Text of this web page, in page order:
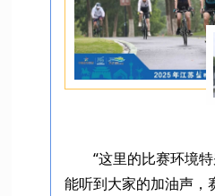
“这里的比赛环境
能听到大家的加油声，